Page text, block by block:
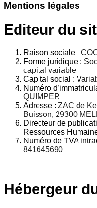
Mentions légales
Editeur du
Raison sociale :
Forme juridique : S
capital variable
Capital social : V
Numéro
QUIMPER
Adresse : ZAC de
Buisson, 29300
Directeur de
Ressources
Numéro de TVA
841645690
Hébergeur